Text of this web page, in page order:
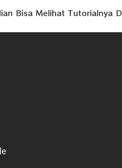
Bisa Melihat Tutorialnya